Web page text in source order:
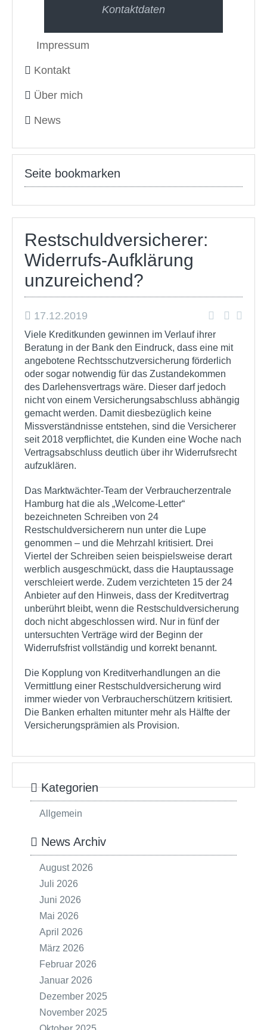
Kontaktdaten
Impressum
Kontakt
Über mich
News
Seite bookmarken
Restschuldversicherer:
Widerrufs-Aufklärung
unzureichend?
17.12.2019
Viele Kreditkunden gewinnen im Verlauf ihrer
Beratung in der Bank den Eindruck, dass eine mit
angebotene Rechtsschutzversicherung förderlich
oder sogar notwendig für das Zustandekommen
des Darlehensvertrags wäre. Dieser darf jedoch
nicht von einem Versicherungsabschluss abhängig
gemacht werden. Damit diesbezüglich keine
Missverständnisse entstehen, sind die Versicherer
seit 2018 verpflichtet, die Kunden eine Woche nach
Vertragsabschluss deutlich über ihr Widerrufsrecht
aufzuklären.
Das Marktwächter-Team der Verbraucherzentrale
Hamburg hat die als „Welcome-Letter“
bezeichneten Schreiben von 24
Restschuldversicherern nun unter die Lupe
genommen – und die Mehrzahl kritisiert. Drei
Viertel der Schreiben seien beispielsweise derart
werblich ausgeschmückt, dass die Hauptaussage
verschleiert werde. Zudem verzichteten 15 der 24
Anbieter auf den Hinweis, dass der Kreditvertrag
unberührt bleibt, wenn die Restschuldversicherung
doch nicht abgeschlossen wird. Nur in fünf der
untersuchten Verträge wird der Beginn der
Widerrufsfrist vollständig und korrekt benannt.
Die Kopplung von Kreditverhandlungen an die
Vermittlung einer Restschuldversicherung wird
immer wieder von Verbraucherschützern kritisiert.
Die Banken erhalten mitunter mehr als Hälfte der
Versicherungsprämien als Provision.
Kategorien
Allgemein
News Archiv
August 2026
Juli 2026
Juni 2026
Mai 2026
April 2026
März 2026
Februar 2026
Januar 2026
Dezember 2025
November 2025